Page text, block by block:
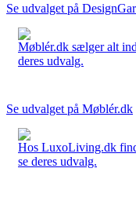
Se udvalget på
Møblér.dk sælger alt
deres udvalg.
Se udvalget på Møblér.dk
Hos LuxoLiving.dk
se deres udvalg.